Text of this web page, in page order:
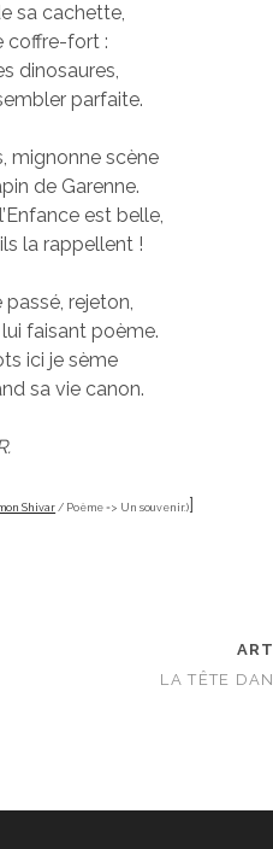
sa cachette,
coffre-fort :
dinosaures,
parfaite.
mignonne scène
de Garenne.
est belle,
la rappellent !
rejeton,
faisant poème.
ici je sème
sa vie canon.
Shivar / Poème => Un souvenir.)]
LA TÊTE